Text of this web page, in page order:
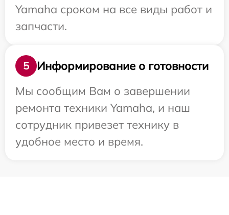
Yamaha сроком на все виды работ и
запчасти.
5
Информирование о готовности
Мы сообщим Вам о завершении
ремонта техники Yamaha, и наш
сотрудник привезет технику в
удобное место и время.